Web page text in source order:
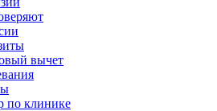
вычет
по клинике